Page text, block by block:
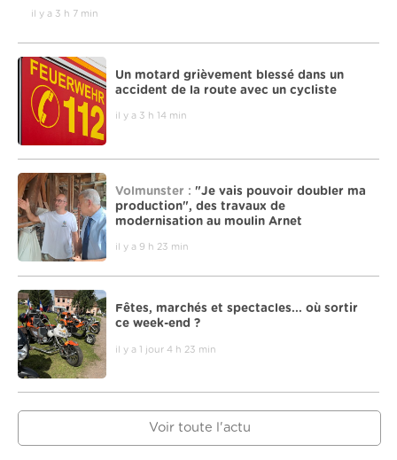
il y a 3 h 7 min
Un motard grièvement blessé dans un
accident de la route avec un cycliste
il y a 3 h 14 min
Volmunster : "Je vais pouvoir doubler ma
production", des travaux de
modernisation au moulin Arnet
il y a 9 h 23 min
Fêtes, marchés et spectacles... où sortir
ce week-end ?
il y a 1 jour 4 h 23 min
Voir toute l'actu